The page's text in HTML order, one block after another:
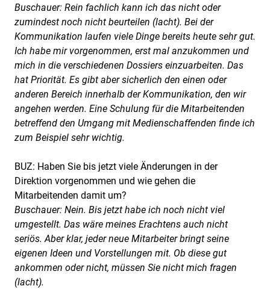
Buschauer: Rein fachlich kann ich das nicht oder
zumindest noch nicht beurteilen (lacht). Bei der
Kommunikation laufen viele Dinge bereits heute sehr gut.
Ich habe mir vorgenommen, erst mal anzukommen und
mich in die verschiedenen Dossiers einzuarbeiten. Das
hat Priorität. Es gibt aber sicherlich den einen oder
anderen Bereich innerhalb der Kommunikation, den wir
angehen werden. Eine Schulung für die Mitarbeitenden
betreffend den Umgang mit Medienschaffenden finde ich
zum Beispiel sehr wichtig.
BUZ: Haben Sie bis jetzt viele Änderungen in der
Direktion vorgenommen und wie gehen die
Mitarbeitenden damit um?
Buschauer: Nein. Bis jetzt habe ich noch nicht viel
umgestellt. Das wäre meines Erachtens auch nicht
seriös. Aber klar, jeder neue Mitarbeiter bringt seine
eigenen Ideen und Vorstellungen mit. Ob diese gut
ankommen oder nicht, müssen Sie nicht mich fragen
(lacht).